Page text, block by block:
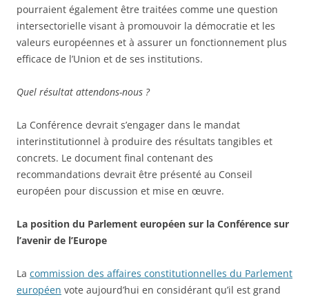
pourraient également être traitées comme une question
intersectorielle visant à promouvoir la démocratie et les
valeurs européennes et à assurer un fonctionnement plus
efficace de l’Union et de ses institutions.
Quel résultat attendons-nous ?
La Conférence devrait s’engager dans le mandat
interinstitutionnel à produire des résultats tangibles et
concrets. Le document final contenant des
recommandations devrait être présenté au Conseil
européen pour discussion et mise en œuvre.
La position du Parlement européen sur la Conférence sur
l’avenir de l’Europe
La commission des affaires constitutionnelles du Parlement
européen vote aujourd’hui en considérant qu’il est grand